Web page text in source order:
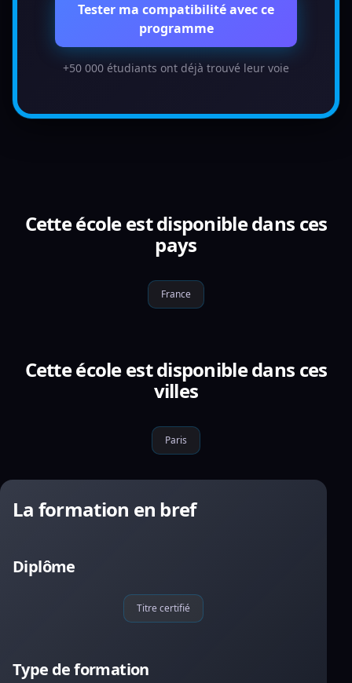
Tester ma compatibilité avec ce
programme
+50 000 étudiants ont déjà trouvé leur voie
Cette école est disponible dans ces
pays
France
Cette école est disponible dans ces
villes
Paris
La formation en bref
Diplôme
Titre certifié
Type de formation